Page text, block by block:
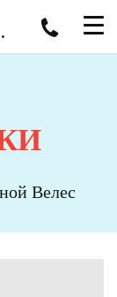
22
Велес